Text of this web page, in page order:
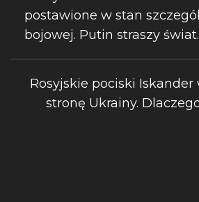
wpisu
postawione w stan
bojowej. Putin straszy świat.
Rosyjskie pociski
stronę Ukrainy.